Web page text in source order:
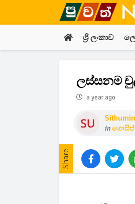
ශ්‍රී ලංකාව
ලස්සනම
a year ago
inගොසිප්
Share